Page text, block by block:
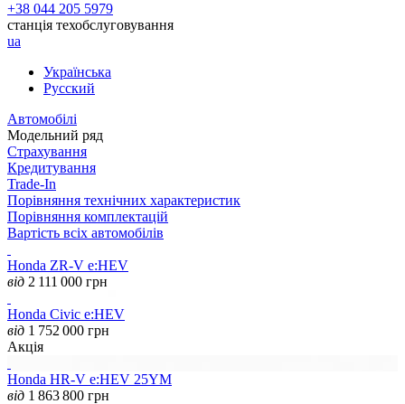
+38 044 205 5979
станція техобслуговування
ua
Українська
Русский
Автомобілі
Модельний ряд
Страхування
Кредитування
Trade-In
Порівняння технічних характеристик
Порівняння комплектацій
Вартість всіх автомобілів
Honda ZR-V e:HEV
від 2 111 000 грн
Honda Civic e:HEV
від 1 752 000 грн
Акція
Honda HR-V e:HEV 25YM
від 1 863 800 грн